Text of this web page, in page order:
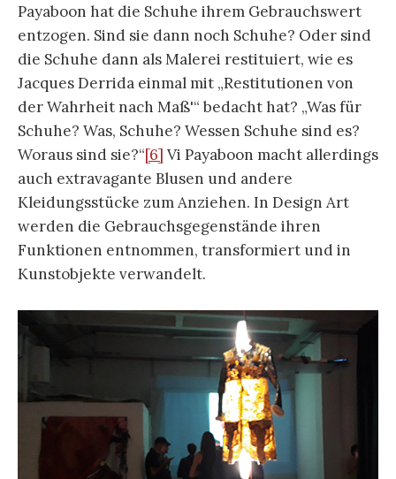
Payaboon hat die Schuhe ihrem Gebrauchswert
entzogen. Sind sie dann noch Schuhe? Oder sind
die Schuhe dann als Malerei restituiert, wie es
Jacques Derrida einmal mit „Restitutionen von
der Wahrheit nach Maß'“ bedacht hat? „Was für
Schuhe? Was, Schuhe? Wessen Schuhe sind es?
Woraus sind sie?“[6] Vi Payaboon macht allerdings
auch extravagante Blusen und andere
Kleidungsstücke zum Anziehen. In Design Art
werden die Gebrauchsgegenstände ihren
Funktionen entnommen, transformiert und in
Kunstobjekte verwandelt.